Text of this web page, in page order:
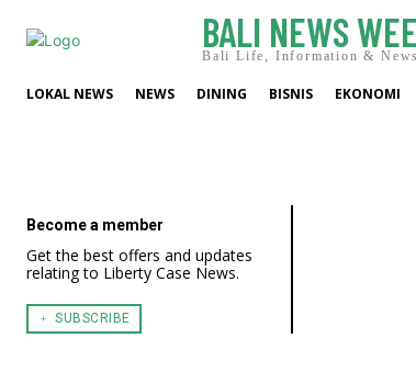
BALI NEWS
Bali Life, Information & News
LOKAL NEWS NEWS DINING BISNIS EKONOMI
Become a member
Get the best offers and updates
relating to Liberty Case News.
﹢ SUBSCRIBE